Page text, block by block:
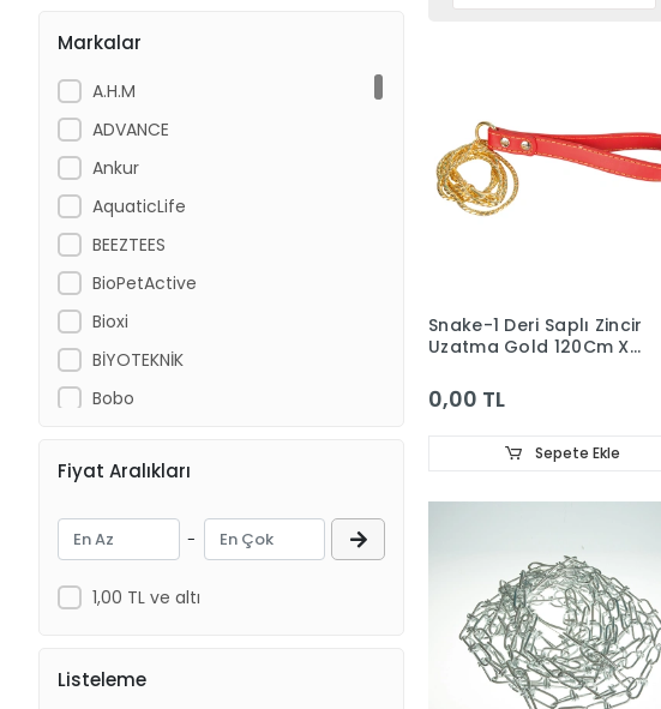
Markalar
A.H.M
ADVANCE
Ankur
AquaticLife
BEEZTEES
BioPetActive
Bioxi
BİYOTEKNİK
Bobo
Chicos
CROCUS
DANSOR
DAYANG
DOPHİN
Fiyat Aralıkları
-
1,00 TL ve altı
Listeleme
Snake-1 Deri Saplı Zincir
Uzatma Gold 120Cm X
0,00 TL
Sepete Ekle